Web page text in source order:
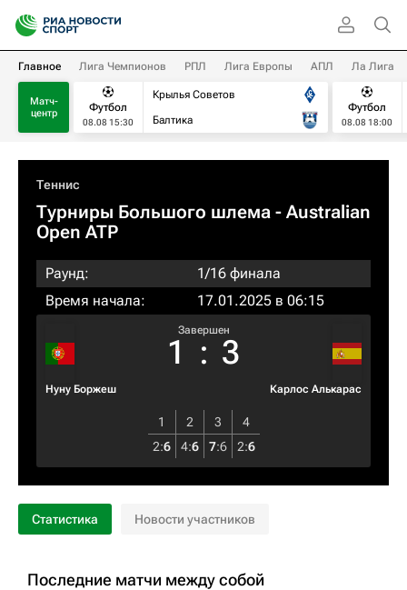
Главное Лига Чемпионов РПЛ Лига Европы АПЛ Ла Лига
Матч-
центр
Футбол
08.08 15:30
Крылья Советов
Балтика
Футбол
08.08 18:00
Теннис
Турниры Большого шлема - Australian
Open ATP
Раунд:
1/16 финала
Время начала:
17.01.2025 в 06:15
Нуну Боржеш
Завершен
1 : 3
Карлос Алькарас
1 2 3
4
2:6 4:6 7:6 2:6
Статистика Новости участников
Последние матчи между собой